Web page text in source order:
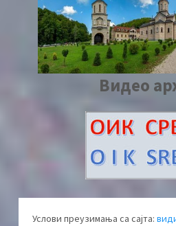
Видео
Услови преузимања са сајта: